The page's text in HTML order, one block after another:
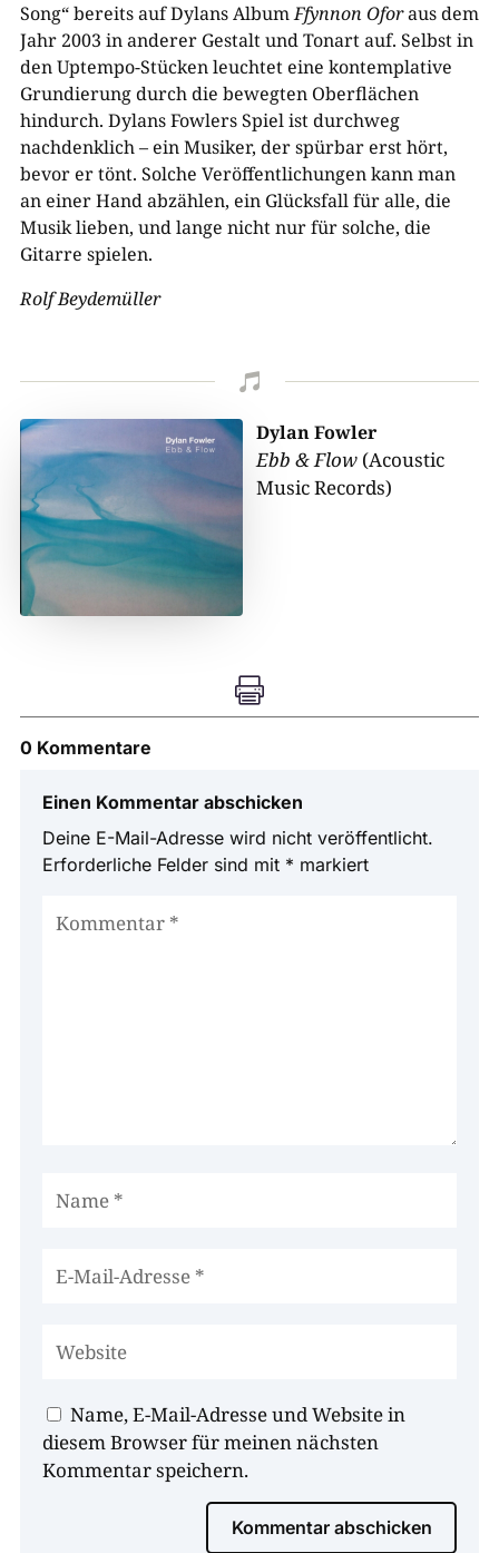
Song“ bereits auf Dylans AlbumFfynnon Oforaus dem
Jahr 2003 in anderer Gestalt und Tonart auf. Selbst in
den Uptempo-Stücken leuchtet eine kontemplative
Grundierung durch die bewegten Oberflächen
hindurch. Dylans Fowlers Spiel ist durchweg
nachdenklich – ein Musiker, der spürbar erst hört,
bevor er tönt. Solche Veröffentlichungen kann man
an einer Hand abzählen, ein Glücksfall für alle, die
Musik lieben, und lange nicht nur für solche, die
Gitarre spielen.
Rolf Beydemüller

Dylan Fowler
Ebb & Flow (Acoustic
Music Records)

0 Kommentare
Einen Kommentar abschicken
Deine E-Mail-Adresse wird nicht veröffentlicht.
Erforderliche Felder sind mit * markiert
Name, E-Mail-Adresse und Website in
diesem Browser für meinen nächsten
Kommentar speichern.
Kommentar abschicken